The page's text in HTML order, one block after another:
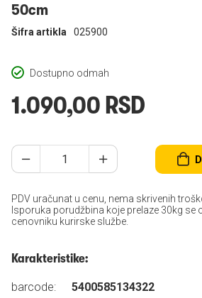
50cm
Dostupno odmah
Šifra artikla 025900
1.090,00 RSD
PDV uračunat u cenu, nema skrivenih
Isporuka porudžbina koje prelaze 30kg se
cenovniku kurirske službe.
Karakteristike:
barcode:
5400585134322